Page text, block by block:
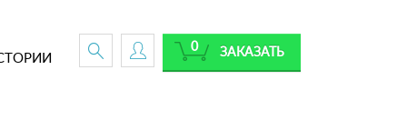
ЗАКАЗАТЬ
0